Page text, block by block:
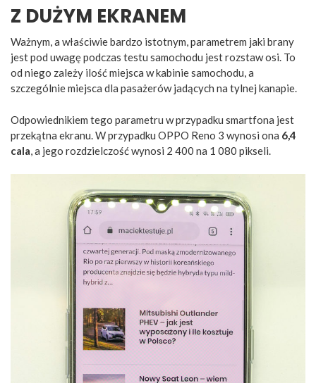
Z DUŻYM EKRANEM
Ważnym, a właściwie bardzo istotnym, parametrem jaki brany
jest pod uwagę podczas testu samochodu jest rozstaw osi. To
od niego zależy ilość miejsca w kabinie samochodu, a
szczególnie miejsca dla pasażerów jadących na tylnej kanapie.
Odpowiednikiem tego parametru w przypadku smartfona jest
przekątna ekranu. W przypadku OPPO Reno 3 wynosi ona 6,4
cala, a jego rozdzielczość wynosi 2 400 na 1 080 pikseli.